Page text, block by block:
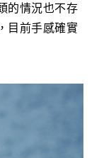
的情況也不存
目前手感確實